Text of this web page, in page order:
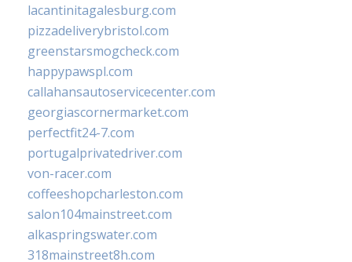
lacantinitagalesburg.com
pizzadeliverybristol.com
greenstarsmogcheck.com
happypawspl.com
callahansautoservicecenter.com
georgiascornermarket.com
perfectfit24-7.com
portugalprivatedriver.com
von-racer.com
coffeeshopcharleston.com
salon104mainstreet.com
alkaspringswater.com
318mainstreet8h.com